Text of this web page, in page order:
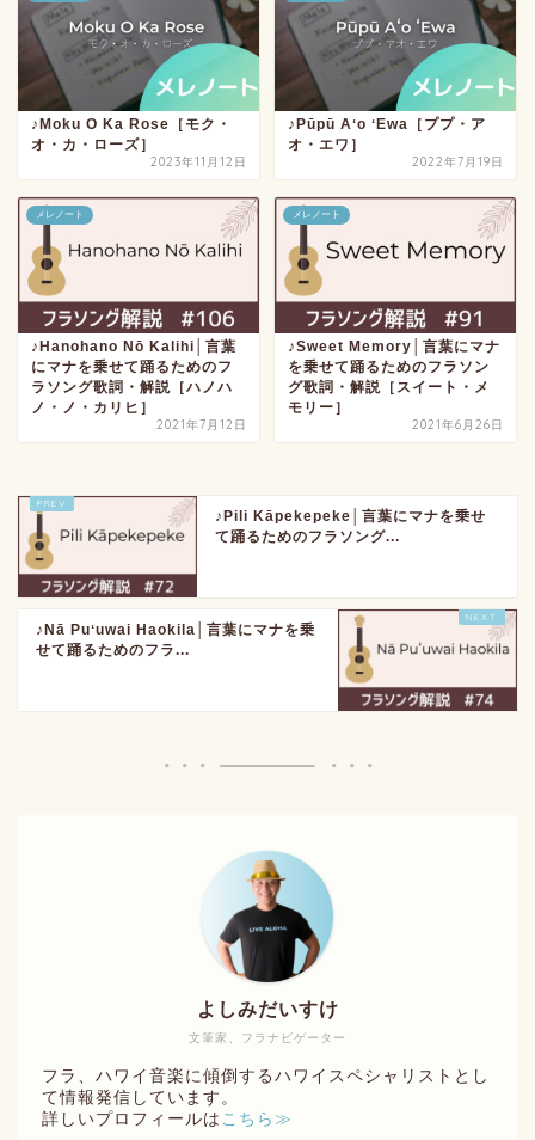
♪Moku O Ka Rose［モク・
オ・カ・ローズ］
2023年11月12日
♪Pūpū Aʻo ʻEwa［ププ・ア
オ・エワ］
2022年7月19日
メレノート
♪Hanohano Nō Kalihi│言葉
にマナを乗せて踊るためのフ
ラソング歌詞・解説［ハノハ
ノ・ノ・カリヒ］
2021年7月12日
メレノート
♪Sweet Memory│言葉にマナ
を乗せて踊るためのフラソン
グ歌詞・解説［スイート・メ
モリー］
2021年6月26日
♪Pili Kāpekepeke│言葉にマナを乗せ
て踊るためのフラソング...
♪Nā Puʻuwai Haokila│言葉にマナを乗
せて踊るためのフラ...
文筆家、フラナビゲーター
よしみだいすけ
フラ、ハワイ音楽に傾倒するハワイスペシャリストとし
て情報発信しています。
詳しいプロフィールは こちら≫